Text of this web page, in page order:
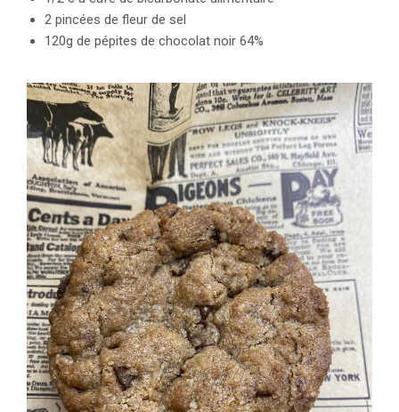
2 pincées de fleur de sel
120g de pépites de chocolat noir 64%